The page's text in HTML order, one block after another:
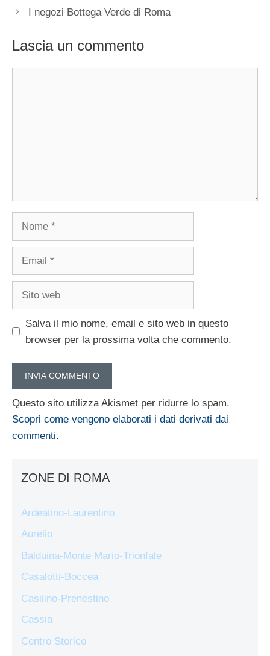
I negozi Bottega Verde di Roma
Lascia un commento
Nome
Email
Sito
Salva il mio nome, email e sito web in questo
browser per la prossima volta che commento.
Questo sito utilizza Akismet per ridurre lo spam.
Scopri come vengono elaborati i dati derivati dai
commenti.
ZONE DI ROMA
Ardeatino-Laurentino
Aurelio
Balduina-Monte Mario-Trionfale
Casalotti-Boccea
Casilino-Prenestino
Cassia
Centro Storico